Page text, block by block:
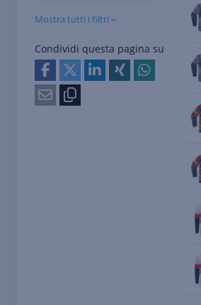
Mostra tutti i filtri
Condividi questa pagina su